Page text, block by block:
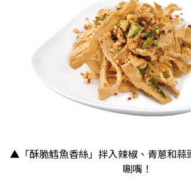
▲「酥脆鱈魚香絲」拌入辣椒、青蔥和蒜
唰嘴！